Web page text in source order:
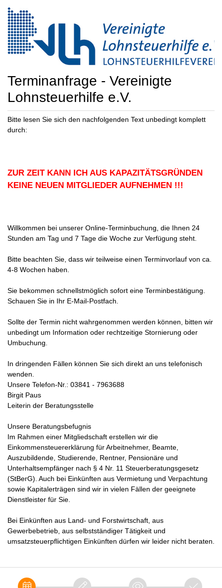
Terminanfrage - Vereinigte
Lohnsteuerhilfe e.V.
Bitte lesen Sie sich den nachfolgenden Text unbedingt komplett
durch:
ZUR ZEIT KANN ICH AUS KAPAZITÄTSGRÜNDEN
KEINE NEUEN MITGLIEDER AUFNEHMEN !!!
Willkommen bei unserer Online-Terminbuchung, die Ihnen 24
Stunden am Tag und 7 Tage die Woche zur Verfügung steht.
Bitte beachten Sie, dass wir teilweise einen Terminvorlauf von ca.
4-8 Wochen haben.
Sie bekommen schnellstmöglich sofort eine Terminbestätigung.
Schauen Sie in Ihr E-Mail-Postfach.
Sollte der Termin nicht wahrgenommen werden können, bitten wir
unbedingt um Information oder rechtzeitige Stornierung oder
Umbuchung.
In dringenden Fällen können Sie sich direkt an uns telefonisch
wenden.
Unsere Telefon-Nr.: 03841 - 7963688
Birgit Paus
Leiterin der Beratungsstelle
Unsere Beratungsbefugnis
Im Rahmen einer Mitgliedschaft erstellen wir die
Einkommensteuererklärung für Arbeitnehmer, Beamte,
Auszubildende, Studierende, Rentner, Pensionäre und
Unterhaltsempfänger nach § 4 Nr. 11 Steuerberatungsgesetz
(StBerG). Auch bei Einkünften aus Vermietung und Verpachtung
sowie Kapitalerträgen sind wir in vielen Fällen der geeignete
Dienstleister für Sie.
Bei Einkünften aus Land- und Forstwirtschaft, aus
Gewerbebetrieb, aus selbstständiger Tätigkeit und
umsatzsteuerpflichtigen Einkünften dürfen wir leider nicht beraten.